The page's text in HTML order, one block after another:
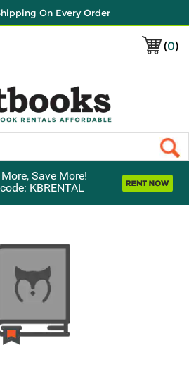
On Every Order
(0)
Save More!
KBRENTAL